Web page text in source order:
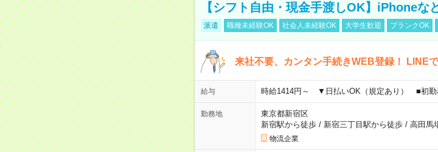
【シフト自由・現金手渡しOK】iPhoneな
派遣 職種未経験OK 社会人未経験OK 大学生歓迎 ブランクOK
来社不要、カンタン手続きWEB登録！ LINE
給与 時給1414円～ ▼日払いOK（規定あり） ■初
勤務地
東京都新宿区
新宿駅から徒歩/ 新宿三丁目駅から徒歩/ 高田馬
物流企業